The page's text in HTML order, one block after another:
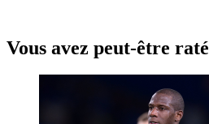
Vous avez peut-être raté